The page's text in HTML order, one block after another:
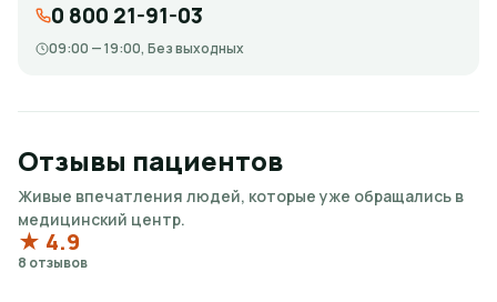
0 800 21-91-03
09:00 — 19:00, Без выходных
Отзывы пациентов
Живые впечатления людей, которые уже обращались в
медицинский центр.
★ 4.9
8 отзывов